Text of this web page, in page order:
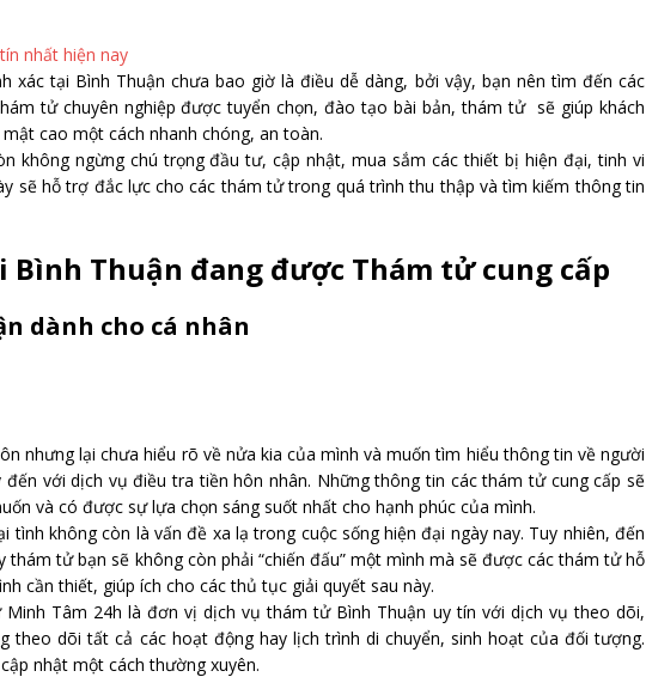
nhất hiện nay
xác tại Bình Thuận chưa bao giờ là điều dễ dàng, bởi vậy, bạn nên tìm đến các
tử chuyên nghiệp được tuyển chọn, đào tạo bài bản, thám tử sẽ giúp khách
cao một cách nhanh chóng, an toàn.
không ngừng chú trọng đầu tư, cập nhật, mua sắm các thiết bị hiện đại, tinh vi
sẽ hỗ trợ đắc lực cho các thám tử trong quá trình thu thập và tìm kiếm thông tin
Bình Thuận đang được Thám tử cung cấp
dành cho cá nhân
nhưng lại chưa hiểu rõ về nửa kia của mình và muốn tìm hiểu thông tin về người
với dịch vụ điều tra tiền hôn nhân. Những thông tin các thám tử cung cấp sẽ
và có được sự lựa chọn sáng suốt nhất cho hạnh phúc của mình.
không còn là vấn đề xa lạ trong cuộc sống hiện đại ngày nay. Tuy nhiên, đến
tử bạn sẽ không còn phải “chiến đấu” một mình mà sẽ được các thám tử hỗ
cần thiết, giúp ích cho các thủ tục giải quyết sau này.
Tâm 24h là đơn vị dịch vụ thám tử Bình Thuận uy tín với dịch vụ theo dõi,
theo dõi tất cả các hoạt động hay lịch trình di chuyển, sinh hoạt của đối tượng.
nhật một cách thường xuyên.